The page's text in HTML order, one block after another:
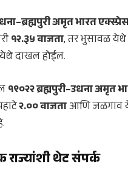
अमृत भारत
१२.३५ वाजता, तर भुसावळ येथे
येथे दाखल होईल.
१९०२२ ब्रह्मपुरी–उधना अमृत
२.०० वाजताआणि जळगाव
थेट संपर्क